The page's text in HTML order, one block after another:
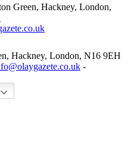
Green, Hackney, London,
Hackney, London, N16 9EH
-